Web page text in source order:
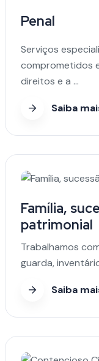
Penal
Serviços
comprometidos
direitos e a ...
Saiba
Família,
patrimonial
Trabalhamos
guarda,
Saiba